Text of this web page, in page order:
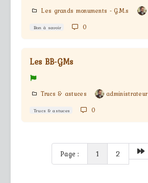
Les grands monuments - G.M.s
Bon à savoir 0
Les BB-GMs
Trucs & astuces administrateur
Trucs & astuces 0
Page : 1 2